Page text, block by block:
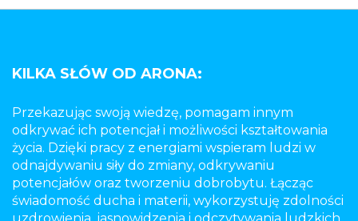
KILKA SŁÓW OD ARONA:
Przekazując swoją wiedzę, pomagam innym
odkrywać ich potencjał i możliwości kształtowania
życia. Dzięki pracy z energiami wspieram ludzi w
odnajdywaniu siły do zmiany, odkrywaniu
potencjałów oraz tworzeniu dobrobytu. Łącząc
świadomość ducha i materii, wykorzystuję zdolności